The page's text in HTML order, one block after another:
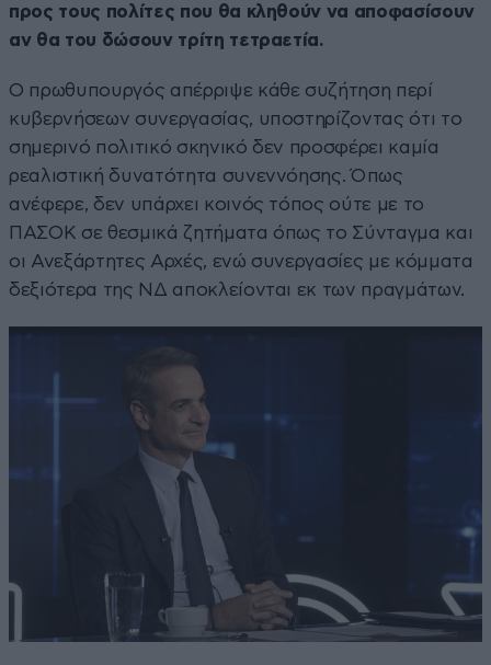
προς τους πολίτες που θα κληθούν να αποφασίσουν
αν θα του δώσουν τρίτη τετραετία.
Ο πρωθυπουργός απέρριψε κάθε συζήτηση περί
κυβερνήσεων συνεργασίας, υποστηρίζοντας ότι το
σημερινό πολιτικό σκηνικό δεν προσφέρει καμία
ρεαλιστική δυνατότητα συνεννόησης. Όπως
ανέφερε, δεν υπάρχει κοινός τόπος ούτε με το
ΠΑΣΟΚ σε θεσμικά ζητήματα όπως το Σύνταγμα και
οι Ανεξάρτητες Αρχές, ενώ συνεργασίες με κόμματα
δεξιότερα της ΝΔ αποκλείονται εκ των πραγμάτων.